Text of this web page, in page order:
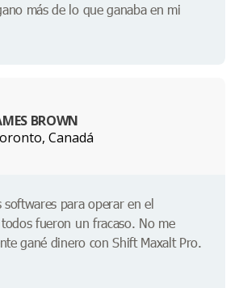
más de lo que ganaba en mi
BROWN
Canadá
softwares para operar en el
fueron un fracaso. No me
gané dinero con Shift Maxalt Pro.